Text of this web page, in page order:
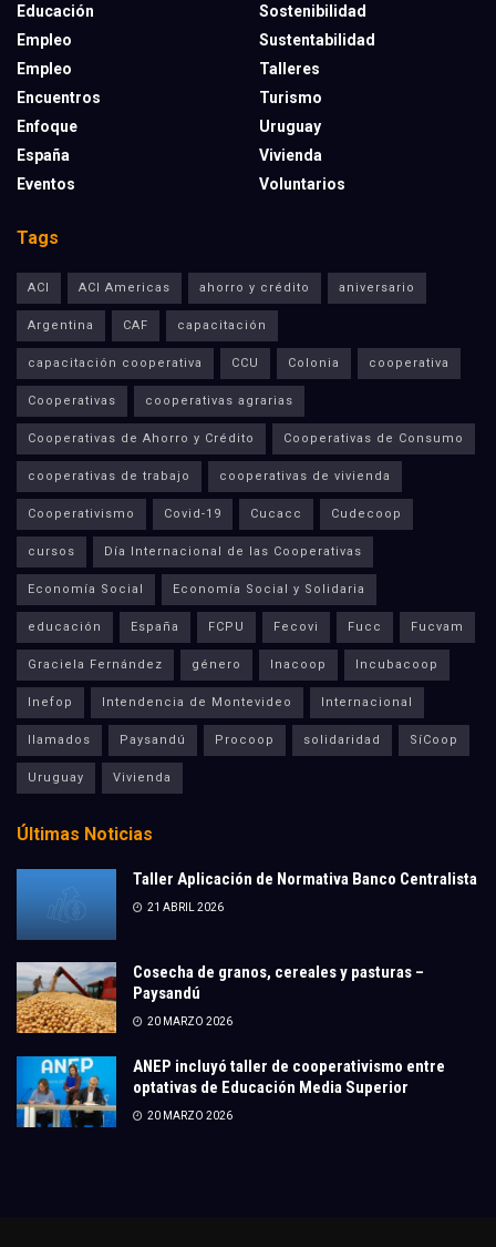
Educación
Empleo
Empleo
Encuentros
Enfoque
España
Eventos
Sostenibilidad
Sustentabilidad
Talleres
Turismo
Uruguay
Vivienda
Voluntarios
Tags
ACI ACI Americas ahorro y crédito aniversario
Argentina CAF capacitación
capacitación cooperativa CCU Colonia cooperativa
Cooperativas cooperativas agrarias
Cooperativas de Ahorro y Crédito Cooperativas de Consumo
cooperativas de trabajo cooperativas de vivienda
Cooperativismo Covid-19 Cucacc Cudecoop
cursos Día Internacional de las Cooperativas
Economía Social Economía Social y Solidaria
educación España FCPU Fecovi Fucc Fucvam
Graciela Fernández género Inacoop Incubacoop
Inefop Intendencia de Montevideo Internacional
llamados Paysandú Procoop solidaridad SíCoop
Uruguay Vivienda
Últimas Noticias
Taller Aplicación de Normativa Banco Centralista
21 ABRIL 2026
Cosecha de granos, cereales y pasturas –
Paysandú
20 MARZO 2026
ANEP incluyó taller de cooperativismo entre
optativas de Educación Media Superior
20 MARZO 2026